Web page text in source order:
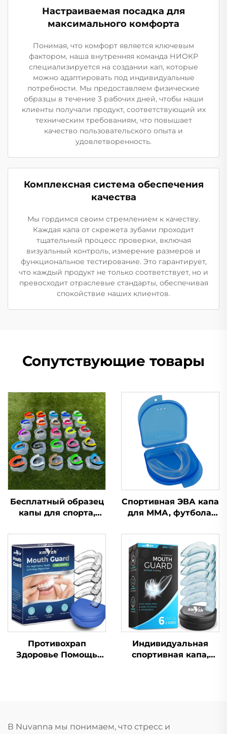
Настраиваемая посадка для
максимального комфорта
Понимая, что комфорт является ключевым
фактором, наша внутренняя команда НИОКР
специализируется на создании кап, которые
можно адаптировать под индивидуальные
потребности. Мы предоставляем физические
образцы в течение 3 рабочих дней, чтобы наши
клиенты получали продукт, соответствующий их
техническим требованиям, что повышает
качество пользовательского опыта и
удовлетворенность.
Комплексная система обеспечения
качества
Мы гордимся своим стремлением к качеству.
Каждая капа от скрежета зубами проходит
тщательный процесс проверки, включая
визуальный контроль, измерение размеров и
функциональное тестирование. Это гарантирует,
что каждый продукт не только соответствует, но и
превосходит отраслевые стандарты, обеспечивая
спокойствие наших клиентов.
Сопутствующие товары
Бесплатный образец
капы для спорта,
детская насадка,
защита для зубов,
двухцветная ЭВА
капа для брекетов,
для ММА, бокса
Спортивная ЭВА капа
для ММА, футбола,
защита для зубов,
зубная капа
Противохрап
Здоровье Помощь
остановки дыхания
Индивидуальная
спортивная капа,
В Nuvanna мы понимаем, что стресс и